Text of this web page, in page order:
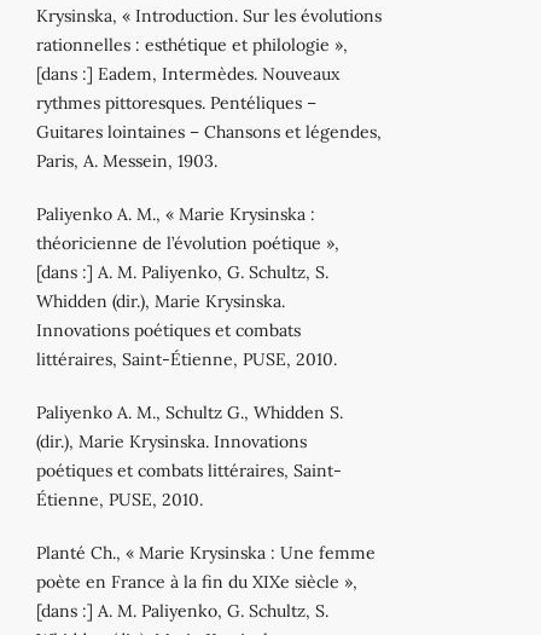
Krysinska, « Introduction. Sur les évolutions
rationnelles : esthétique et philologie »,
[dans :] Eadem, Intermèdes. Nouveaux
rythmes pittoresques. Pentéliques –
Guitares lointaines – Chansons et légendes,
Paris, A. Messein, 1903.
Paliyenko A. M., « Marie Krysinska :
théoricienne de l’évolution poétique »,
[dans :] A. M. Paliyenko, G. Schultz, S.
Whidden (dir.), Marie Krysinska.
Innovations poétiques et combats
littéraires, Saint‐Étienne, PUSE, 2010.
Paliyenko A. M., Schultz G., Whidden S.
(dir.), Marie Krysinska. Innovations
poétiques et combats littéraires, Saint‐
Étienne, PUSE, 2010.
Planté Ch., « Marie Krysinska : Une femme
poète en France à la fin du XIXe siècle »,
[dans :] A. M. Paliyenko, G. Schultz, S.